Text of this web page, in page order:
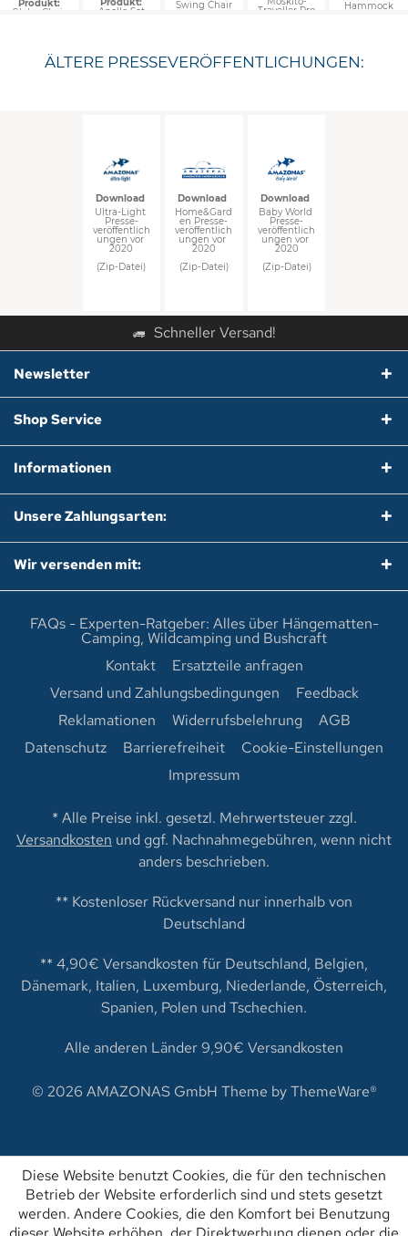
Produkt:
Globo Chair Apollo Set
Swing Chair Traveller Pro Hammock
Down­load
Ultra-Light
Presse­
veröffentlich
ungen vor
2020
(Zip-Datei)
Down­load
Home&Gard
en Presse­
veröffentlich
ungen vor
2020
(Zip-Datei)
Down­load
Baby World
Presse­
veröffentlich
ungen vor
2020
(Zip-Datei)
ÄLTERE PRESSEVERÖFFENTLICHUNGEN:
Schneller Versand!
Newsletter
Shop Service
Informationen
Unsere Zahlungsarten:
Wir versenden mit:
FAQs - Experten-Ratgeber: Alles über Hängematten-
Camping, Wildcamping und Bushcraft
Kontakt
Ersatzteile anfragen
Versand und Zahlungsbedingungen
Feedback
Reklamationen
Widerrufsbelehrung
AGB
Datenschutz
Barrierefreiheit
Cookie-Einstellungen
Impressum
* Alle Preise inkl. gesetzl. Mehrwertsteuer zzgl.
Versandkosten und ggf. Nachnahmegebühren, wenn nicht
anders beschrieben.
** Kostenloser Rückversand nur innerhalb von
Deutschland
** 4,90€ Versandkosten für Deutschland, Belgien,
Dänemark, Italien, Luxemburg, Niederlande, Österreich,
Spanien, Polen und Tschechien.
Alle anderen Länder 9,90€ Versandkosten
© 2026 AMAZONAS GmbH Theme byThemeWare®
Diese Website benutzt Cookies, die für den technischen
Betrieb der Website erforderlich sind und stets gesetzt
werden. Andere Cookies, die den Komfort bei Benutzung